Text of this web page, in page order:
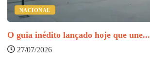
NACIONAL
O guia inédito lançado hoje que une...
27/07/2026